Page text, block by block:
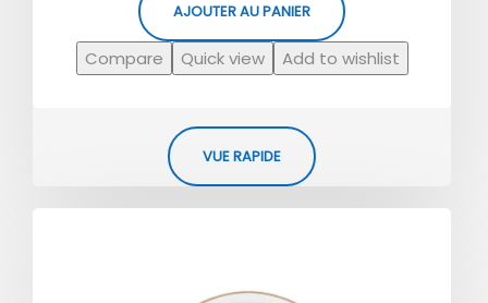
AJOUTER AU PANIER
Compare Quick view Add to wishlist
VUE RAPIDE